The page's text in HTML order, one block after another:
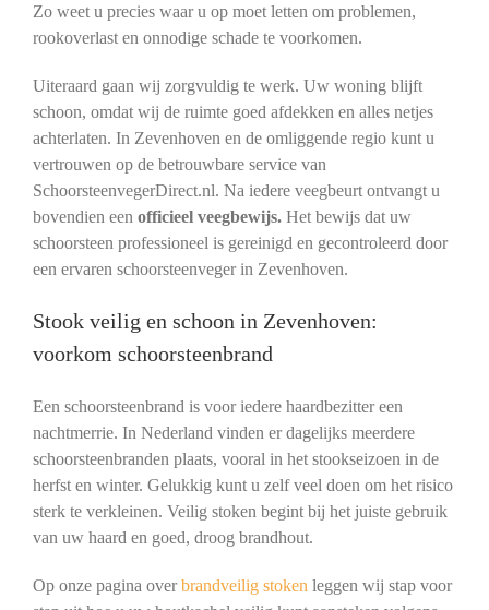
Zo weet u precies waar u op moet letten om problemen,
rookoverlast en onnodige schade te voorkomen.
Uiteraard gaan wij zorgvuldig te werk. Uw woning blijft
schoon, omdat wij de ruimte goed afdekken en alles netjes
achterlaten. In Zevenhoven en de omliggende regio kunt u
vertrouwen op de betrouwbare service van
SchoorsteenvegerDirect.nl. Na iedere veegbeurt ontvangt u
bovendien een officieel veegbewijs. Het bewijs dat uw
schoorsteen professioneel is gereinigd en gecontroleerd door
een ervaren schoorsteenveger in Zevenhoven.
Stook veilig en schoon in Zevenhoven:
voorkom schoorsteenbrand
Een schoorsteenbrand is voor iedere haardbezitter een
nachtmerrie. In Nederland vinden er dagelijks meerdere
schoorsteenbranden plaats, vooral in het stookseizoen in de
herfst en winter. Gelukkig kunt u zelf veel doen om het risico
sterk te verkleinen. Veilig stoken begint bij het juiste gebruik
van uw haard en goed, droog brandhout.
Op onze pagina overbrandveilig stoken leggen wij stap voor